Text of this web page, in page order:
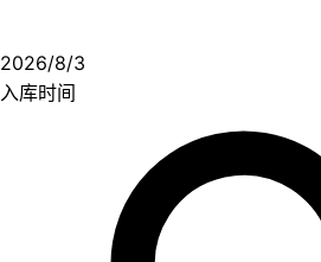
2026/8/3
入库时间